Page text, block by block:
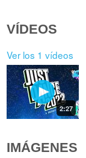
VÍDEOS
Ver los 1 vídeos
2:27
IMÁGENES